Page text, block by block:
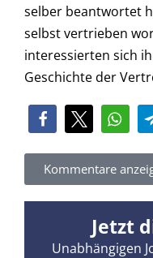
selber beantwortet
selbst vertrieben
interessierten sich
Geschichte der
Kommentare
Jetzt
Unabhängigen